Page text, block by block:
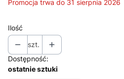
Promocja trwa do 31 sierpnia 2026
Ilość
szt.
Dostępność:
ostatnie sztuki